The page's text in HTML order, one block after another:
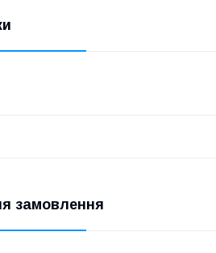
замовлення